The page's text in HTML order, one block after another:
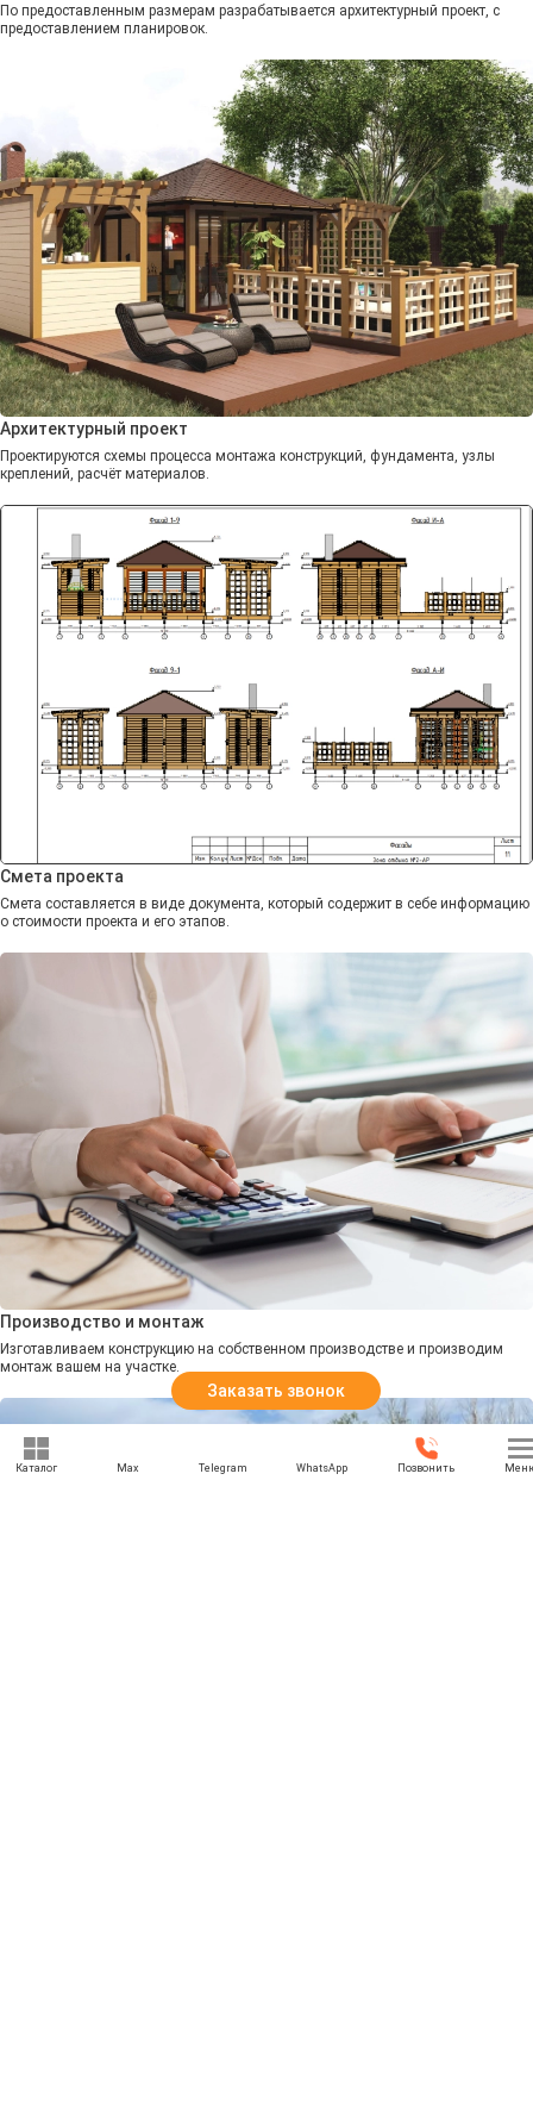
По предоставленным размерам разрабатывается архитектурный проект, с
предоставлением планировок.
Архитектурный проект
Проектируются схемы процесса монтажа конструкций, фундамента, узлы
креплений, расчёт материалов.
Смета проекта
Смета составляется в виде документа, который содержит в себе информацию
о стоимости проекта и его этапов.
Производство и монтаж
Изготавливаем конструкцию на собственном производстве и производим
монтаж вашем на участке.
Заказать звонок
Каталог Max Telegram WhatsApp Позвонить